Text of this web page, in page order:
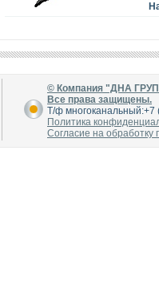
© Компания "ДНА
Все права защищены.
Т/ф
Политика
Согласие на